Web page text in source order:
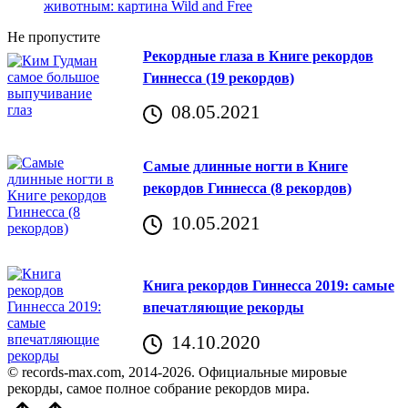
Не пропустите
Рекордные глаза в Книге рекордов
Гиннесса (19 рекордов)
08.05.2021
Самые длинные ногти в Книге
рекордов Гиннесса (8 рекордов)
10.05.2021
Книга рекордов Гиннесса 2019: самые
впечатляющие рекорды
14.10.2020
© records-max.com, 2014-2026. Официальные мировые
рекорды, самое полное собрание рекордов мира.